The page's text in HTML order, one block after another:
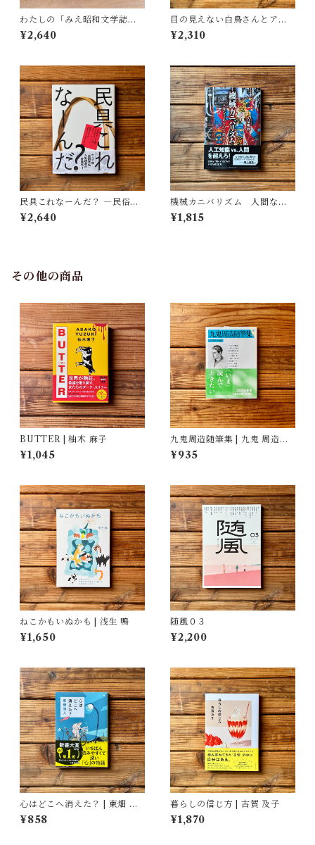
わたしの「みえ昭和文学誌」 |
藤田 明
¥2,640
目の見えない白鳥さんとアー
トを見にいく | 川内 有緒
¥2,310
民具これなーんだ？ ―民俗学
者・宮本常一が美術大学に遺
した民具コレクション | 加藤幸
¥2,640
機械カニバリズム 人間なき
あとの人類学へ｜久保 明教
¥1,815
その他の商品
BUTTER | 柚木 麻子
¥1,045
九鬼周造随筆集 | 九鬼 周造
(著), 菅野 昭正(編)
¥935
ねこかもいぬかも | 浅生 鴨
¥1,650
随風０３
¥2,200
心はどこへ消えた？ | 東畑 開
人
¥858
暮らしの信じ方 | 古賀 及子
¥1,870